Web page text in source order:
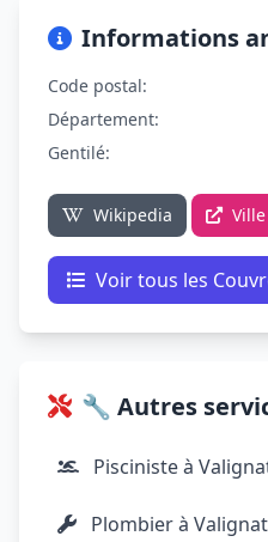
Informations
Code postal:
Département:
Gentilé:
Wikipedia
Voir tous les
🔧 Autres
Pisciniste à
Plombier à Valignat